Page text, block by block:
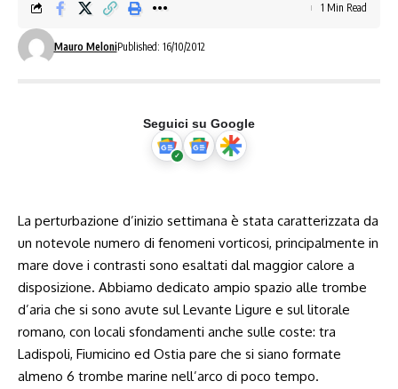
Mauro MeloniPublished: 16/10/2012
1 Min Read
Seguici su Google
La perturbazione d’inizio settimana è stata caratterizzata da
un notevole numero di fenomeni vorticosi, principalmente in
mare dove i contrasti sono esaltati dal maggior calore a
disposizione. Abbiamo dedicato ampio spazio alle trombe
d’aria che si sono avute sulLevante Ligure e sullitorale
romano, con locali sfondamenti anche sulle coste: tra
Ladispoli, Fiumicino ed Ostia pare che si siano formate
almeno 6 trombe marine nell’arco di poco tempo.